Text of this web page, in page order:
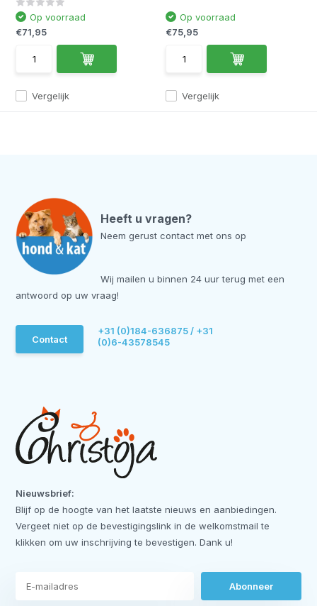
Vergelijk
Op voorraad
€71,95
Vergelijk
Op voorraad
€75,95
Heeft u vragen?
Neem gerust contact met ons op
Wij mailen u binnen 24 uur terug met een
antwoord op uw vraag!
Contact
+31 (0)184-636875 / +31
(0)6-43578545
Nieuwsbrief:
Blijf op de hoogte van het laatste nieuws en aanbiedingen.
Vergeet niet op de bevestigingslink in de welkomstmail te
klikken om uw inschrijving te bevestigen. Dank u!
Abonneer